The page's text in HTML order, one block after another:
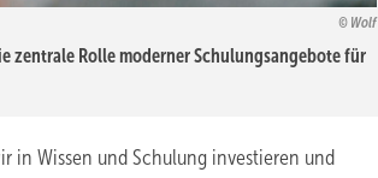
Wolf
zentrale Rolle moderner Schulungsangebote für
in Wissen und Schulung investieren und